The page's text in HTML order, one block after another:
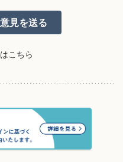
はこちら